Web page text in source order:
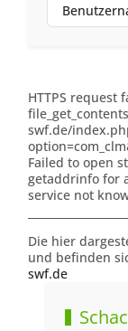
HTTPS request
swf.de/
Failed to open
getaddrinfo for
service not
Die hier
und befinden
swf.de